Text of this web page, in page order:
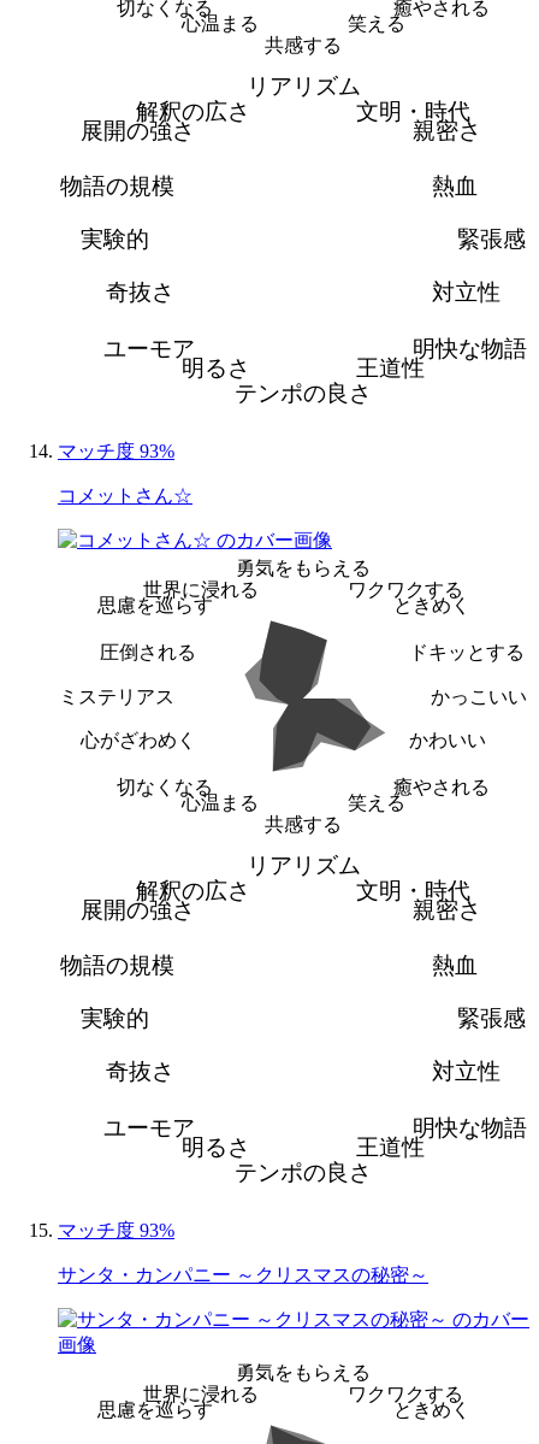
癒やされる
笑える
共感する
心温まる
切なくなる
リアリズム
文明・時代
親密さ
熱血
緊張感
対立性
明快な物語
王道性
テンポの良さ
明るさ
ユーモア
奇抜さ
実験的
物語の規模
展開の強さ
解釈の広さ
マッチ度 93%
コメットさん☆
勇気をもらえる
ワクワクする
ときめく
ドキッとする
かっこいい
かわいい
癒やされる
笑える
共感する
心温まる
切なくなる
心がざわめく
ミステリアス
圧倒される
思慮を巡らす
世界に浸れる
リアリズム
文明・時代
親密さ
熱血
緊張感
対立性
明快な物語
王道性
テンポの良さ
明るさ
ユーモア
奇抜さ
実験的
物語の規模
展開の強さ
解釈の広さ
マッチ度 93%
サンタ・カンパニー ～クリスマスの秘密～
勇気をもらえる
ワクワクする
ときめく
思慮を巡らす
世界に浸れる